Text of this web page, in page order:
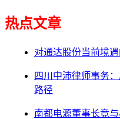
热点文章
对通达股份当前境
四川中沛律师事务
路径
南都电源董事长竟